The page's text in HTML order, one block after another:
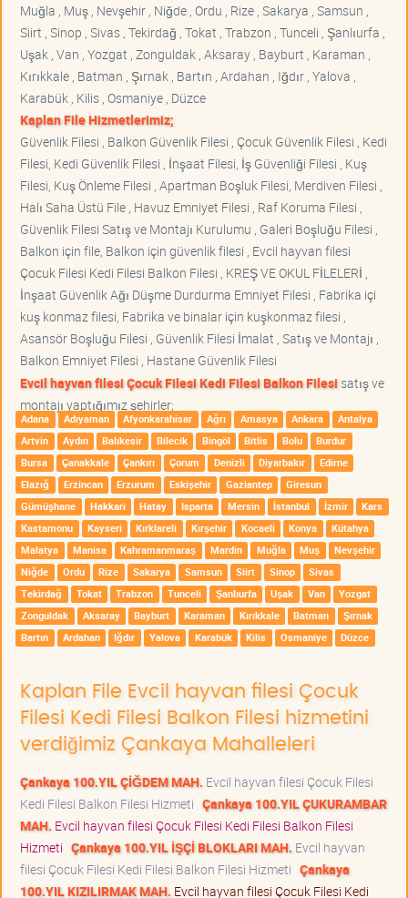
Muğla , Muş , Nevşehir , Niğde , Ordu , Rize , Sakarya , Samsun ,
Siirt , Sinop , Sivas , Tekirdağ , Tokat , Trabzon , Tunceli , Şanlıurfa ,
Uşak , Van , Yozgat , Zonguldak , Aksaray , Bayburt , Karaman ,
Kırıkkale , Batman , Şırnak , Bartın , Ardahan , Iğdır , Yalova ,
Karabük , Kilis , Osmaniye , Düzce
Kaplan File Hizmetlerimiz;
Güvenlik Filesi , Balkon Güvenlik Filesi , Çocuk Güvenlik Filesi , Kedi
Filesi, Kedi Güvenlik Filesi , İnşaat Filesi, İş Güvenliği Filesi , Kuş
Filesi, Kuş Önleme Filesi , Apartman Boşluk Filesi, Merdiven Filesi ,
Halı Saha Üstü File , Havuz Emniyet Filesi , Raf Koruma Filesi ,
Güvenlik Filesi Satış ve Montajı Kurulumu , Galeri Boşluğu Filesi ,
Balkon için file, Balkon için güvenlik filesi , Evcil hayvan filesi
Çocuk Filesi Kedi Filesi Balkon Filesi , KREŞ VE OKUL FİLELERİ ,
İnşaat Güvenlik Ağı Düşme Durdurma Emniyet Filesi , Fabrika içi
kuş konmaz filesi, Fabrika ve binalar için kuşkonmaz filesi ,
Asansör Boşluğu Filesi , Güvenlik Filesi İmalat , Satış ve Montajı ,
Balkon Emniyet Filesi , Hastane Güvenlik Filesi
Evcil hayvan filesi Çocuk Filesi Kedi Filesi Balkon Filesisatış ve
montajı yaptığımız şehirler;
Adana Adıyaman Afyonkarahisar Ağrı Amasya Ankara
Antalya
Artvin
Aydın Balıkesir Bilecik Bingöl Bitlis Bolu
Burdur
Bursa
Çanakkale Çankırı Çorum Denizli Diyarbakır
Edirne
Elazığ
Erzincan Erzurum Eskişehir Gaziantep
Giresun
Gümüşhane
Hakkari Hatay Isparta Mersin İstanbul İzmir
Kars
Kastamonu
Kayseri Kırklareli Kırşehir Kocaeli Konya
Kütahya
Malatya
Manisa Kahramanmaraş Mardin Muğla Muş
Nevşehir
Niğde
Ordu Rize Sakarya Samsun Siirt Sinop
Sivas
Tekirdağ
Tokat Trabzon Tunceli Şanlıurfa Uşak Van
Yozgat
Zonguldak
Aksaray Bayburt Karaman Kırıkkale Batman
Şırnak
Bartın
Ardahan Iğdır Yalova Karabük Kilis Osmaniye Düzce
Kaplan File Evcil hayvan filesi Çocuk
Filesi Kedi Filesi Balkon Filesi hizmetini
verdiğimiz Çankaya Mahalleleri
Çankaya 100.YIL ÇİĞDEM MAH. Evcil hayvan filesi Çocuk Filesi
Kedi Filesi Balkon Filesi Hizmeti Çankaya 100.YIL ÇUKURAMBAR
MAH. Evcil hayvan filesi Çocuk Filesi Kedi Filesi Balkon Filesi
Hizmeti Çankaya 100.YIL İŞÇİ BLOKLARI MAH. Evcil hayvan
filesi Çocuk Filesi Kedi Filesi Balkon Filesi Hizmeti Çankaya
100.YIL KIZILIRMAK MAH. Evcil hayvan filesi Çocuk Filesi Kedi